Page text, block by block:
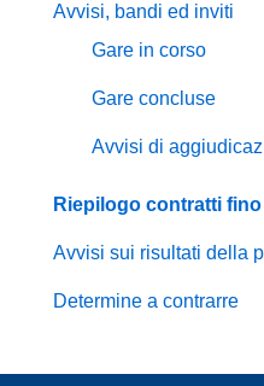
Avvisi, bandi ed inviti
Gare in corso
Gare concluse
Avvisi di
Riepilogo contratti fino
Avvisi sui risultati della
Determine a contrarre